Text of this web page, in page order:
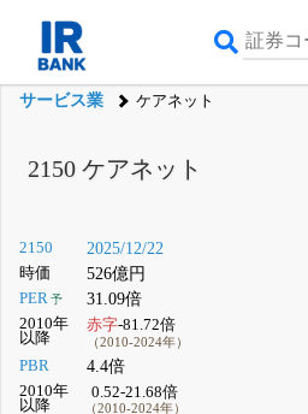
サービス業 ケアネット
2150ケアネット
2150 2025/12/22
時価 526億円
PER予 31.09倍
2010年
以降
赤字-81.72倍
（2010-2024年）
PBR 4.4倍
2010年
以降
0.52-21.68倍
（2010-2024年）